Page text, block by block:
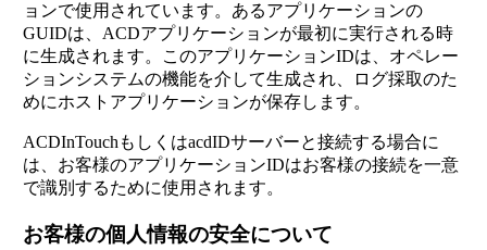
ョンで使用されています。あるアプリケーションの
GUIDは、ACDアプリケーションが最初に実行される時
に生成されます。このアプリケーションIDは、オペレー
ションシステムの機能を介して生成され、ログ採取のた
めにホストアプリケーションが保存します。
ACDInTouchもしくはacdIDサーバーと接続する場合に
は、お客様のアプリケーションIDはお客様の接続を一意
で識別するために使用されます。
お客様の個人情報の安全について